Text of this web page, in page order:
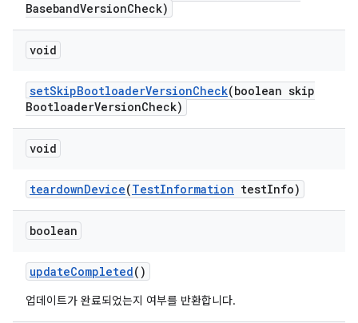
BasebandVersionCheck)
void
setSkipBootloaderVersionCheck(boolean skip
BootloaderVersionCheck)
void
teardownDevice(TestInformation testInfo)
boolean
updateCompleted()
업데이트가 완료되었는지 여부를 반환합니다.